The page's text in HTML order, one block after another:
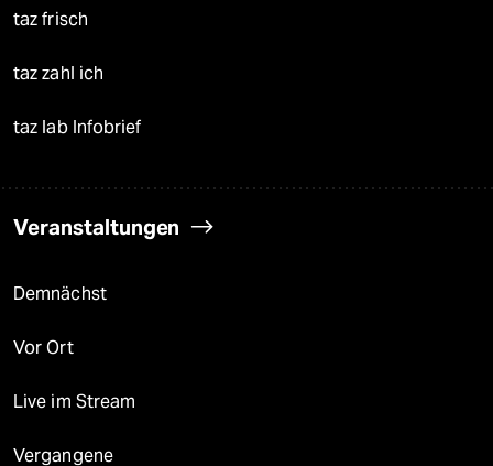
taz frisch
taz zahl ich
taz lab Infobrief
Veranstaltungen
Demnächst
Vor Ort
Live im Stream
Vergangene